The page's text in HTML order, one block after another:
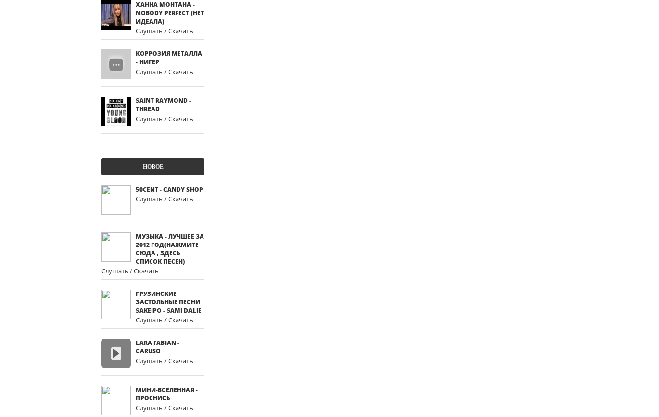
ХАННА МОНТАНА -
NOBODY PERFECT (НЕТ
ИДЕАЛА)
Слушать / Скачать
КОРРОЗИЯ МЕТАЛЛА
- НИГЕР
Слушать / Скачать
SAINT RAYMOND -
THREAD
Слушать / Скачать
НОВОЕ
‎50CENT - ‎CANDY SHOP
Слушать / Скачать
МУЗЫКА - ЛУЧШЕЕ ЗА
2012 ГОД(НАЖМИТЕ
СЮДА , ЗДЕСЬ
СПИСОК ПЕСЕН)
Слушать / Скачать
ГРУЗИНСКИЕ
ЗАСТОЛЬНЫЕ ПЕСНИ
SAKEIPO - SAMI DALIE
Слушать / Скачать
LARA FABIAN -
CARUSO
Слушать / Скачать
МИНИ-ВСЕЛЕННАЯ -
ПРОСНИСЬ
Слушать / Скачать